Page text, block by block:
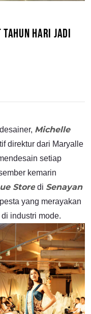
HARI JADI
Michelle
direktur dari Maryalle
setiap
kemarin
Store di Senayan
yang merayakan
industri mode.